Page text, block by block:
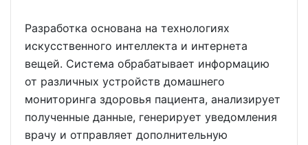
Разработка основана на технологиях
искусственного интеллекта и интернета
вещей. Система обрабатывает информацию
от различных устройств домашнего
мониторинга здоровья пациента, анализирует
полученные данные, генерирует уведомления
врачу и отправляет дополнительную